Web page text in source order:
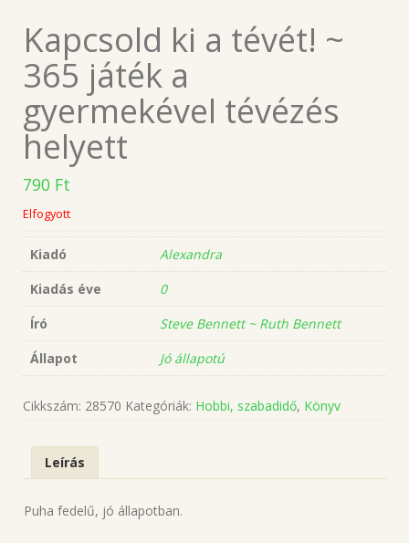
Kapcsold ki a tévét! ~
365 játék a
gyermekével tévézés
helyett
790 Ft
Elfogyott
Kiadó
Alexandra
Kiadás éve
0
Író
Steve Bennett ~ Ruth Bennett
Állapot
Jó állapotú
Cikkszám: 28570 Kategóriák: Hobbi, szabadidő, Könyv
Leírás
Puha fedelű, jó állapotban.